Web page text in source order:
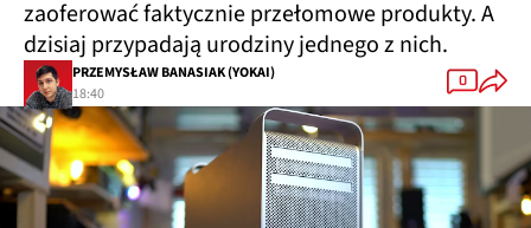
zaoferować faktycznie przełomowe produkty. A
dzisiaj przypadają urodziny jednego z nich.
PRZEMYSŁAW BANASIAK (YOKAI)
18:40
0